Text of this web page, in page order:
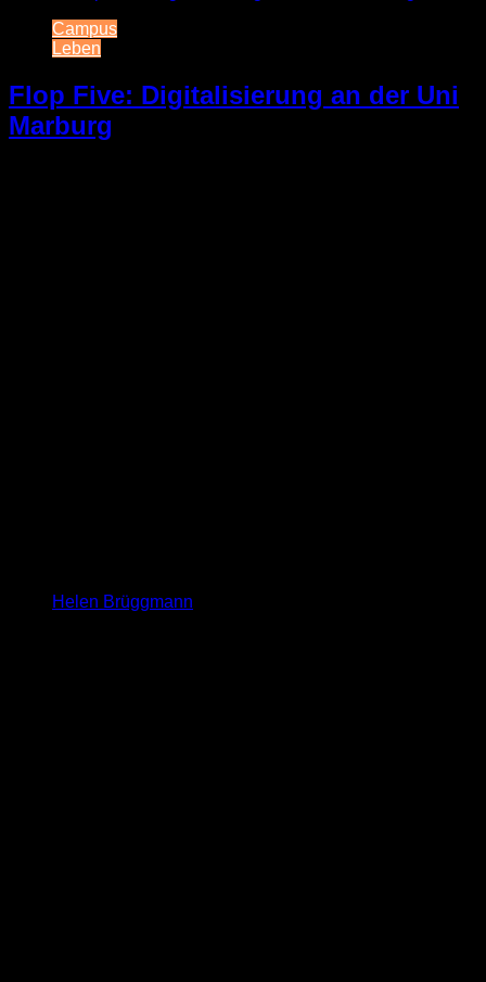
Campus
Leben
Flop Five: Digitalisierung an der Uni
Marburg
Helen Brüggmann